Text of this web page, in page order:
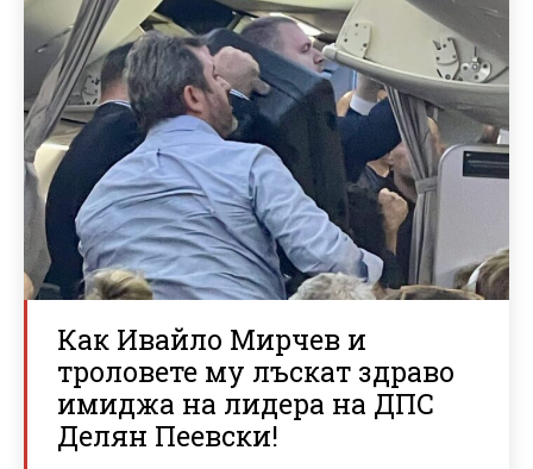
Как Ивайло Мирчев и
троловете му лъскат здраво
имиджа на лидера на ДПС
Делян Пеевски!